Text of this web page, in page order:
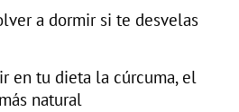
a dormir si te desvelas
en tu dieta la cúrcuma, el
natural